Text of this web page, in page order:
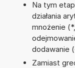
Na tym
działania
mnożenie
dodawanie
Zamiast